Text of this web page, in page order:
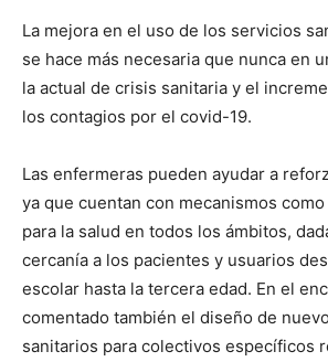
La mejora en el uso de los servicios
se hace más necesaria que nunca en
la actual de crisis sanitaria y el
los contagios por el covid-19.
Las enfermeras pueden ayudar a
ya que cuentan con mecanismos
para la salud en todos los ámbitos,
cercanía a los pacientes y usuarios
escolar hasta la tercera edad. En el
comentado también el diseño de
sanitarios para colectivos específicos